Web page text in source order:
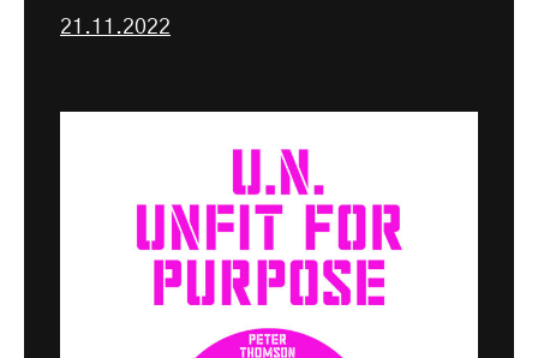
21.11.2022